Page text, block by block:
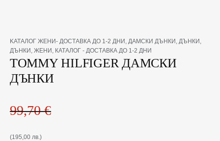
KАТАЛОГ ЖЕНИ- ДОСТАВКА ДО 1-2 ДНИ , ДАМСКИ ДЪНКИ , ДЪНКИ ,
ДЪНКИ , ЖЕНИ , КАТАЛОГ - ДОСТАВКА ДО 1-2 ДНИ
TOMMY HILFIGER ДАМСКИ
ДЪНКИ
99,70€
(195,00 лв.)
Original
price
was:
99,70 €(195,00
лв.).
Текущата
цена
е:
62,89 €(123,00
лв.).
количество
за
TOMMY
HILFIGER
ДАМСКИ
ДЪНКИ